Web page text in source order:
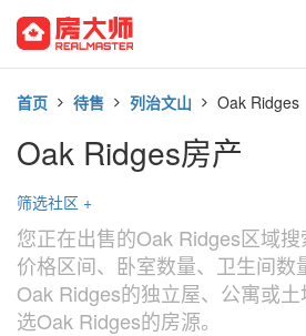
首页 待售 列治文山 Oak Ridges
Oak Ridges房产
筛选社区 +
您正在出售的Oak Ridges区域
价格区间、卧室数量、卫生间数
Oak Ridges的独立屋、公寓或
选Oak Ridges的房源。